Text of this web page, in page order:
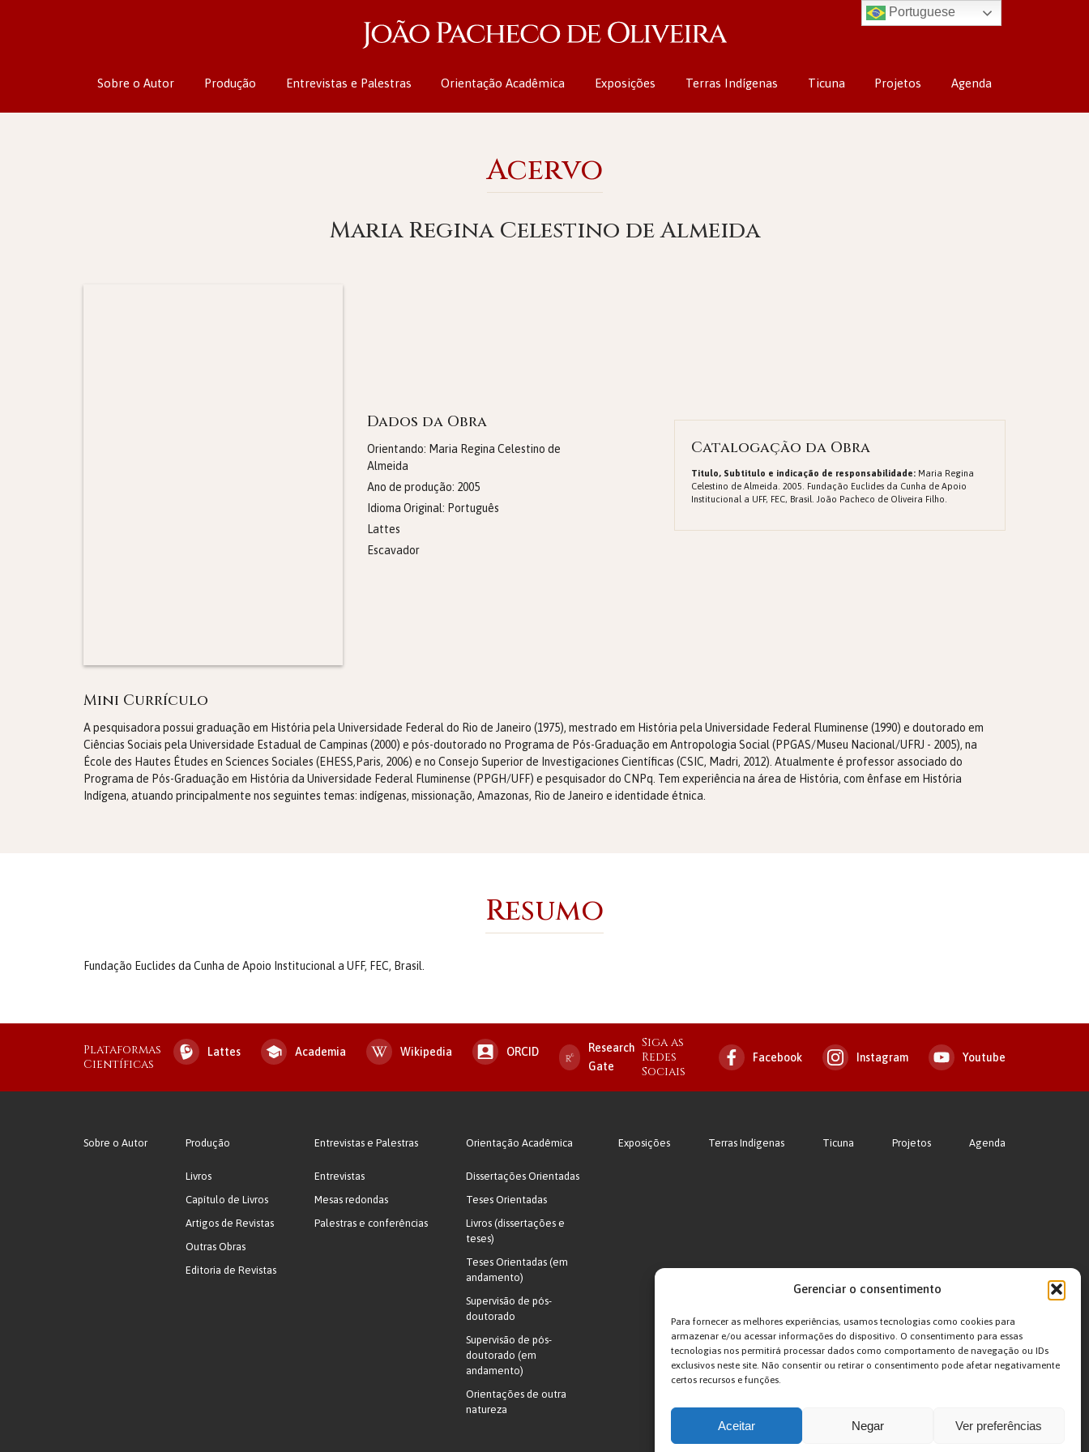
Gerenciar o consentimento
Para fornecer as melhores experiências, usamos tecnologias como cookies para
armazenar e/ou acessar informações do dispositivo. O consentimento para essas
tecnologias nos permitirá processar dados como comportamento de navegação ou IDs
exclusivos neste site. Não consentir ou retirar o consentimento pode afetar negativamente
certos recursos e funções.
Aceitar Negar Ver preferências
Sobre o Autor Produção Entrevistas e Palestras Orientação Acadêmica Exposições Terras Indígenas Ticuna Projetos Agenda
Acervo
Maria Regina Celestino de Almeida
Dados da Obra
Orientando: Maria Regina Celestino de
Almeida
Ano de produção: 2005
Idioma Original: Português
Lattes
Escavador
Catalogação da Obra
Titulo, Subtitulo e indicação de responsabilidade: Maria Regina
Celestino de Almeida. 2005. Fundação Euclides da Cunha de Apoio
Institucional a UFF, FEC, Brasil. João Pacheco de Oliveira Filho.
Mini Currículo
A pesquisadora possui graduação em História pela Universidade Federal do Rio de Janeiro (1975), mestrado em História pela Universidade Federal Fluminense (1990) e doutorado em
Ciências Sociais pela Universidade Estadual de Campinas (2000) e pós-doutorado no Programa de Pós-Graduação em Antropologia Social (PPGAS/Museu Nacional/UFRJ - 2005), na
École des Hautes Études en Sciences Sociales (EHESS,Paris, 2006) e no Consejo Superior de Investigaciones Científicas (CSIC, Madri, 2012). Atualmente é professor associado do
Programa de Pós-Graduação em História da Universidade Federal Fluminense (PPGH/UFF) e pesquisador do CNPq. Tem experiência na área de História, com ênfase em História
Indígena, atuando principalmente nos seguintes temas: indígenas, missionação, Amazonas, Rio de Janeiro e identidade étnica.
Resumo
Fundação Euclides da Cunha de Apoio Institucional a UFF, FEC, Brasil.
Plataformas
Científicas
Lattes Academia Wikipedia ORCID
Research
Gate
Siga as
Redes
Sociais
Facebook Instagram Youtube
Sobre o Autor Produção
Livros
Capítulo de Livros
Artigos de Revistas
Outras Obras
Editoria de Revistas
Entrevistas e Palestras
Entrevistas
Mesas redondas
Palestras e conferências
Orientação Acadêmica
Dissertações Orientadas
Teses Orientadas
Livros (dissertações e
teses)
Teses Orientadas (em
andamento)
Supervisão de pós-
doutorado
Supervisão de pós-
doutorado (em
andamento)
Orientações de outra
natureza
Exposições Terras Indígenas Ticuna Projetos Agenda
Portuguese